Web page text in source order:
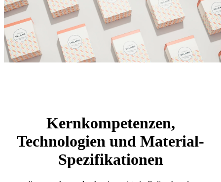
Kernkompetenzen,
Technologien und Material-
Spezifikationen